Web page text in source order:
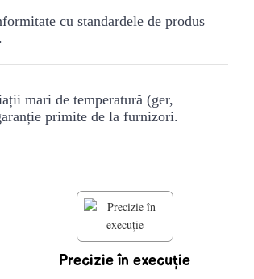
cu standardele de produs
mari de temperatură (ger,
primite de la furnizori.
Precizie în execuţie